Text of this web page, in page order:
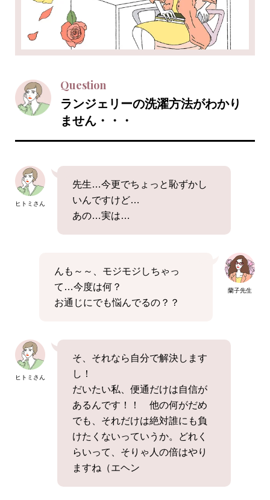
Question
ランジェリーの洗濯方法がわかり
ません・・・
ヒトミさん
先生…今更でちょっと恥ずかし
いんですけど…
あの…実は…
蘭子先生
んも～～、モジモジしちゃっ
て…今度は何？
お通じにでも悩んでるの？？
ヒトミさん
そ、それなら自分で解決します
し！
だいたい私、便通だけは自信が
あるんです！！ 他の何がだめ
でも、それだけは絶対誰にも負
けたくないっていうか。どれく
らいって、そりゃ人の倍はやり
ますね（エヘン